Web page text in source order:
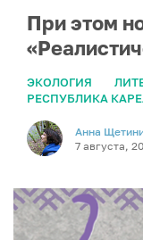
При этом
ЭКОЛОГИЯ
РЕСПУБЛИКА
Анна
7 августа,